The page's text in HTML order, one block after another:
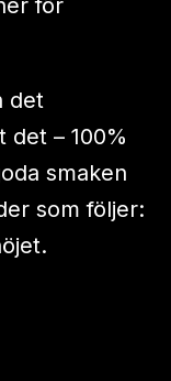
för
det
det – 100%
smaken
som följer: